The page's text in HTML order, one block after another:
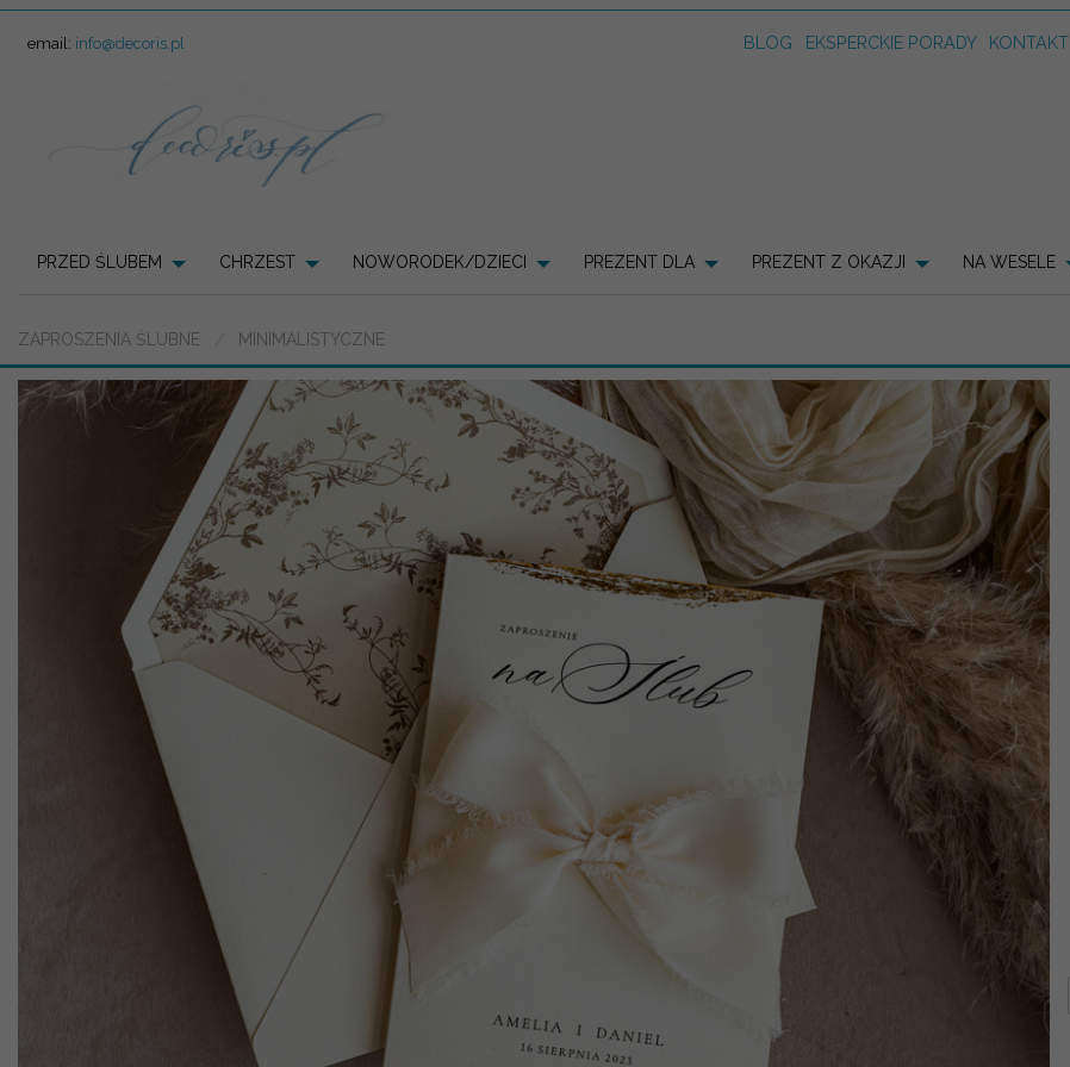
email: info@decoris.pl BLOG EKSPERCKIE PORADY KONTAKT
PRZED ŚLUBEM CHRZEST NOWORODEK/DZIECI PREZENT DLA PREZENT Z OKAZJI NA WESELE
ZAPROSZENIA ŚLUBNE MINIMALISTYCZNE